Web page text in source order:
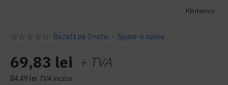
Klintensiv
Bazată pe 0 note. - Spune-ţi opinia
69,83 lei + TVA
84,49 lei TVA inclus